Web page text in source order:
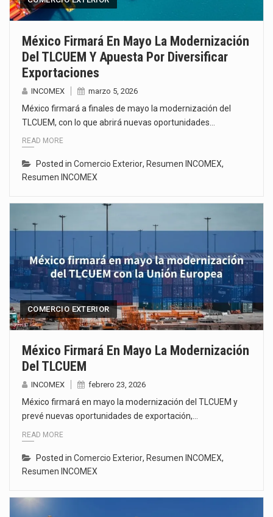
México Firmará En Mayo La Modernización
Del TLCUEM Y Apuesta Por Diversificar
Exportaciones
INCOMEX marzo 5, 2026
México firmará a finales de mayo la modernización del
TLCUEM, con lo que abrirá nuevas oportunidades…
READ MORE
Posted in Comercio Exterior, Resumen INCOMEX,
Resumen INCOMEX
COMERCIO EXTERIOR
México Firmará En Mayo La Modernización
Del TLCUEM
INCOMEX febrero 23, 2026
México firmará en mayo la modernización del TLCUEM y
prevé nuevas oportunidades de exportación,…
READ MORE
Posted in Comercio Exterior, Resumen INCOMEX,
Resumen INCOMEX